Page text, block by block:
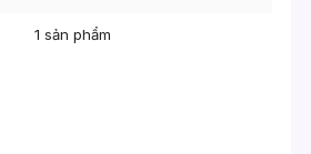
1 sản phẩm